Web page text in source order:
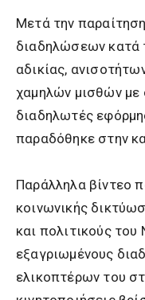
Μετά την
διαδηλώσεων κατά
αδικίας,
χαμηλών μισθών με
διαδηλωτές
παραδόθηκε στην
Παράλληλα βίντεο
κοινωνικής
και πολιτικούς
εξαγριωμένους
ελικοπτέρων του